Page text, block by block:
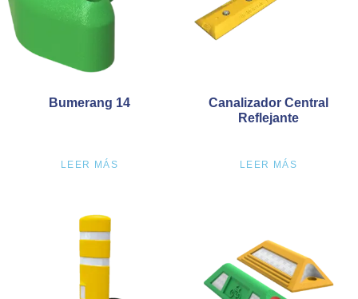
Bumerang 14
LEER MÁS
Canalizador Central
Reflejante
LEER MÁS